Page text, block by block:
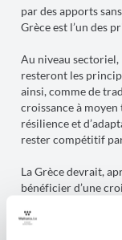
par des apports
Grèce est l’un des
Au niveau
resteront les
ainsi, comme de
croissance à
résilience et
rester compétitif
La Grèce devrait,
bénéficier d’une
3,3 %.